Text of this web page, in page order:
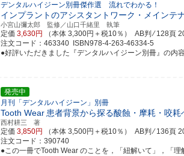
デンタルハイジーン別冊傑作選 流れでわかる！
インプラントのアシスタントワーク・メインテ
小宮山彌太郎 監修／山口千緒里 執筆
定価 3,630円 （本体 3,300円＋税10％） AB判 ⁄ 128頁
注文コード：463340 ISBN978-4-263-46334-5
●好評いただきました『デンタルハイジーン別冊』の内
発売中
月刊「デンタルハイジーン」別冊
Tooth Wear患者背景から探る酸蝕・摩耗・咬耗
西村耕三 著
定価 3,850円 （本体 3,500円＋税10％） AB判 ⁄ 136頁
注文コード：390740
●この一冊でTooth Wear のことを，「紐解いて」，「理